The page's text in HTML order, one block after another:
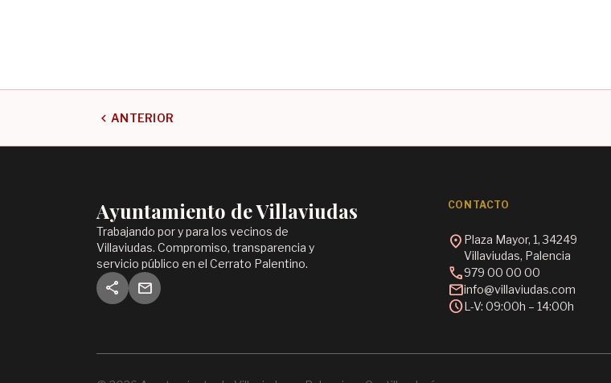
chevron_left ANTERIOR
Ayuntamiento de Villaviudas
Trabajando por y para los vecinos de
Villaviudas. Compromiso, transparencia y
servicio público en el Cerrato Palentino.
share mail
CONTACTO
location_on Plaza Mayor, 1, 34249
Villaviudas, Palencia
call979 00 00 00
mailinfo@villaviudas.com
scheduleL-V: 09:00h – 14:00h